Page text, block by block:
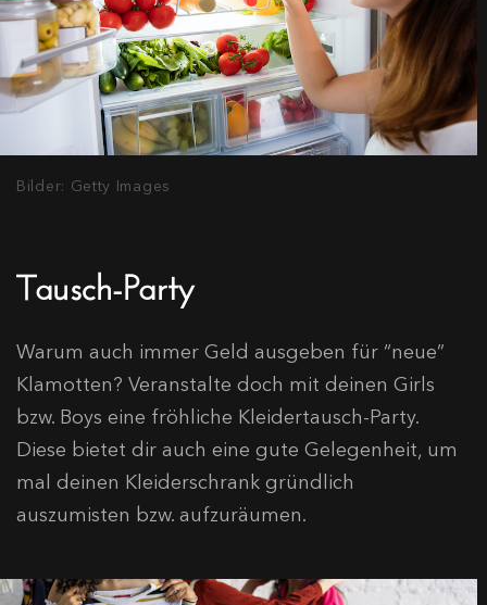
Bilder: Getty Images
Tausch-Party
Warum auch immer Geld ausgeben für “neue”
Klamotten? Veranstalte doch mit deinen Girls
bzw. Boys eine fröhliche Kleidertausch-Party.
Diese bietet dir auch eine gute Gelegenheit, um
mal deinen Kleiderschrank gründlich
auszumisten bzw. aufzuräumen.